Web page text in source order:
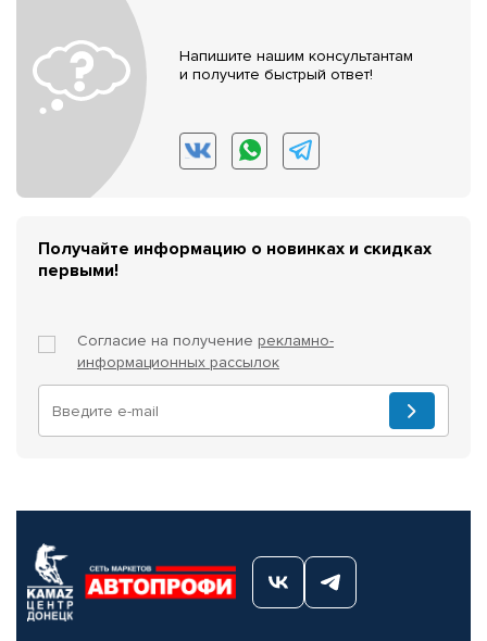
Напишите нашим консультантам
и получите быстрый ответ!
Получайте информацию о новинках и скидках
первыми!
Согласие на получение рекламно-
информационных рассылок